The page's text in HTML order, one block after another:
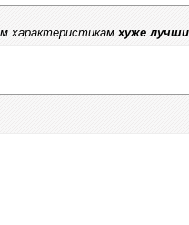
характеристикамхуже